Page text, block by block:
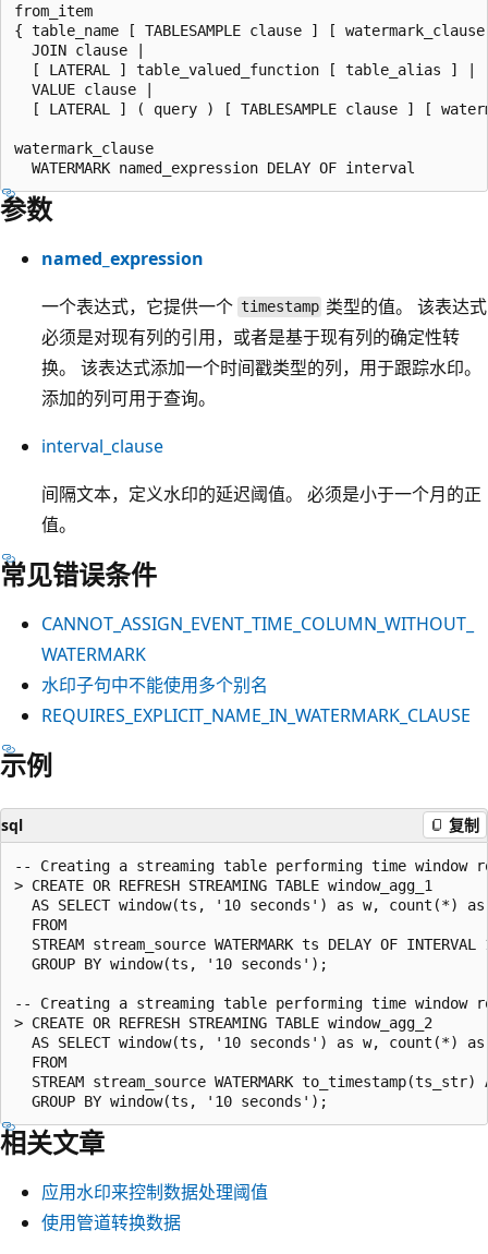
from_item
{ table_name [ TABLESAMPLE clause ] [
  JOIN clause |
  [ LATERAL ] table_valued_function [ table_alias ] |
  VALUE clause |
[ LATERAL ] ( query ) [ TABLESAMPLE clause ] [
watermark_clause
参数
named_expression
一个表达式，它提供一个 timestamp 类型的值。 该表达式
必须是对现有列的引用，或者是基于现有列的确定性转
换。 该表达式添加一个时间戳类型的列，用于跟踪水印。
添加的列可用于查询。
interval_clause
间隔文本，定义水印的延迟阈值。 必须是小于一个月的正
值。
常见错误条件
CANNOT_ASSIGN_EVENT_TIME_COLUMN_WITHOUT_
WATERMARK
水印子句中不能使用多个别名
REQUIRES_EXPLICIT_NAME_IN_WATERMARK_CLAUSE
示例
sql 复制
-- Creating a streaming table performing time window
> CREATE OR REFRESH STREAMING TABLE window_agg_1
AS SELECT window(ts, '10 seconds') as w, count(*) as
  FROM
STREAM stream_source WATERMARK ts DELAY OF INTERVAL
  GROUP BY window(ts, '10 seconds');
-- Creating a streaming table performing time window
> CREATE OR REFRESH STREAMING TABLE window_agg_2
AS SELECT window(ts, '10 seconds') as w, count(*) as
  FROM
STREAM stream_source WATERMARK
相关文章
应用水印来控制数据处理阈值
使用管道转换数据